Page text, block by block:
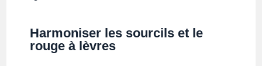
Harmoniser les sourcils et le
rouge à lèvres